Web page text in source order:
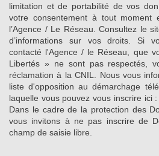
limitation et de portabilité de vos
votre consentement à tout moment
l’Agence / Le Réseau. Consultez le
d’informations sur vos droits. Si
contacté l'Agence / le Réseau, que
Libertés » ne sont pas respectés,
réclamation à la CNIL. Nous vous
liste d'opposition au démarchage
laquelle vous pouvez vous inscrire ici :
Dans le cadre de la protection des
vous invitons à ne pas inscrire de
champ de saisie libre.